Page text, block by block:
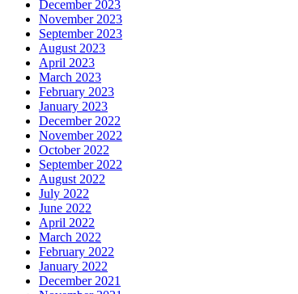
December 2023
November 2023
September 2023
August 2023
April 2023
March 2023
February 2023
January 2023
December 2022
November 2022
October 2022
September 2022
August 2022
July 2022
June 2022
April 2022
March 2022
February 2022
January 2022
December 2021